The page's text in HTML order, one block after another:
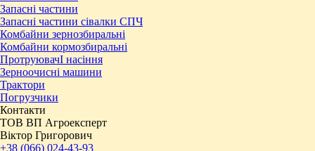
Запасні частини
Запасні частини сівалки СПЧ
Комбайни зернозбиральні
Комбайни кормозбиральні
ПротруювачІ насіння
Зерноочисні машини
Трактори
Погрузчики
Контакти
ТОВ ВП Агроексперт
Віктор Григорович
+38 (066) 024-43-93